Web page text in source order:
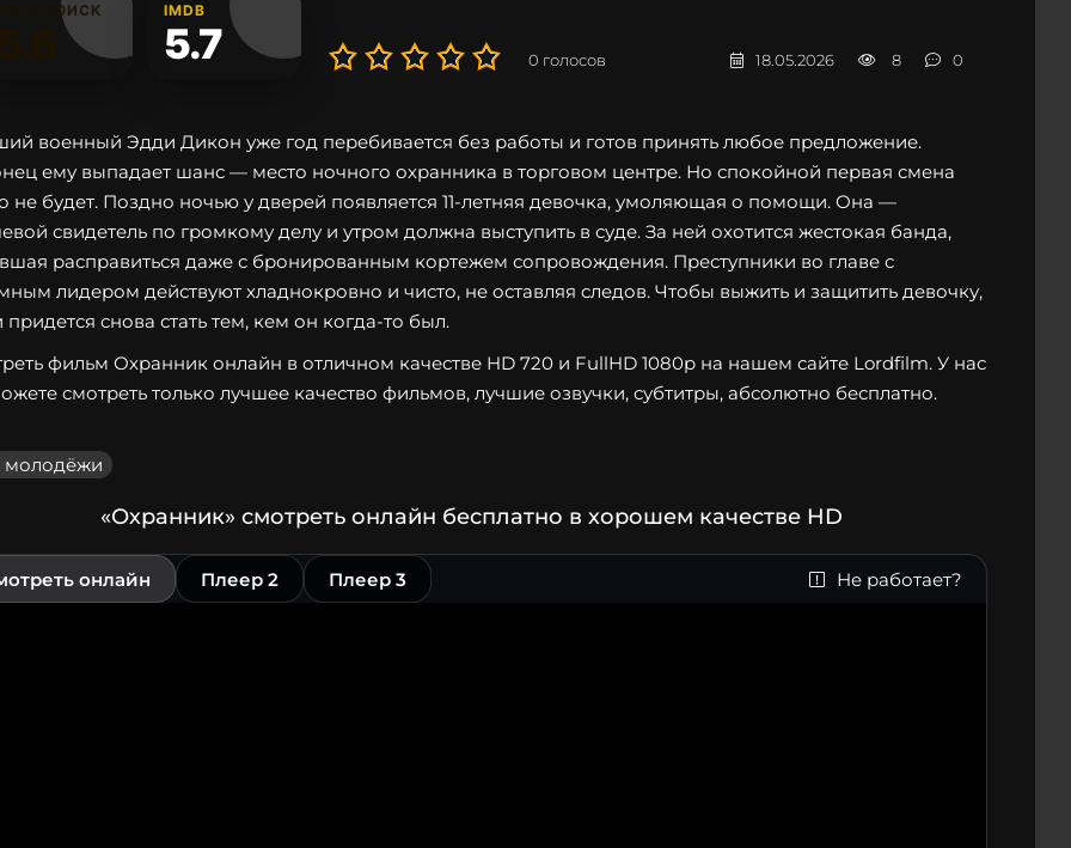
IMDB
5.7 0 голосов 18.05.2026 8 0
военный Эдди Дикон уже год перебивается без работы и готов принять любое предложение.
ему выпадает шанс — место ночного охранника в торговом центре. Но спокойной первая смена
не будет. Поздно ночью у дверей появляется 11-летняя девочка, умоляющая о помощи. Она —
свидетель по громкому делу и утром должна выступить в суде. За ней охотится жестокая банда,
расправиться даже с бронированным кортежем сопровождения. Преступники во главе с
лидером действуют хладнокровно и чисто, не оставляя следов. Чтобы выжить и защитить девочку,
снова стать тем, кем он когда-то был.
фильм Охранник онлайн в отличном качестве HD 720 и FullHD 1080p на нашем сайте Lordfilm. У нас
смотреть только лучшее качество фильмов, лучшие озвучки, субтитры, абсолютно бесплатно.
молодёжи
«Охранник» смотреть онлайн бесплатно в хорошем качестве HD
онлайн Плеер 2 Плеер 3 Не работает?